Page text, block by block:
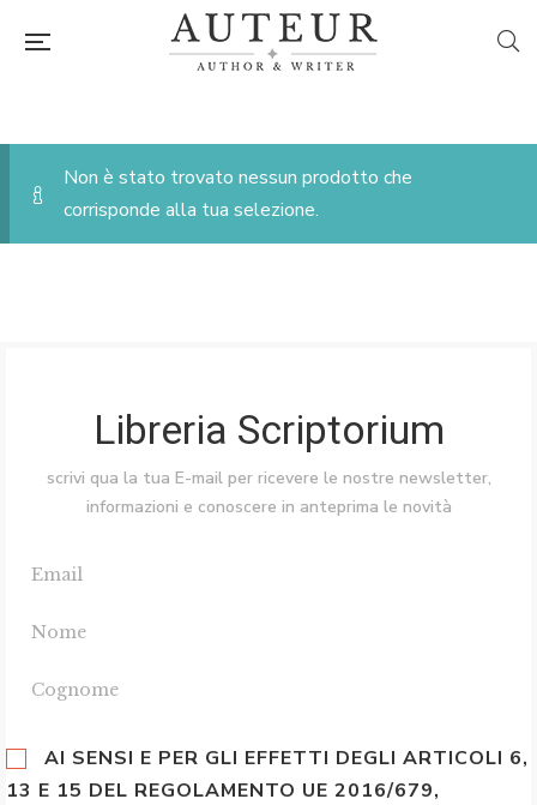
Non è stato trovato nessun prodotto che
corrisponde alla tua selezione.
Libreria Scriptorium
scrivi qua la tua E-mail per ricevere le nostre newsletter,
informazioni e conoscere in anteprima le novità
AI SENSI E PER GLI EFFETTI DEGLI ARTICOLI 6,
13 E 15 DEL REGOLAMENTO UE 2016/679,